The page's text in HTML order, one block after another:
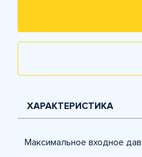
ХАРАКТЕРИСТИКА
Максимальное входное